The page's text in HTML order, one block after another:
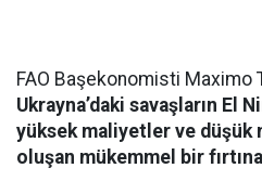
FAO Başekonomisti Maximo
Ukrayna’daki savaşların El
yüksek maliyetler ve düşük
oluşan mükemmel bir fırtına